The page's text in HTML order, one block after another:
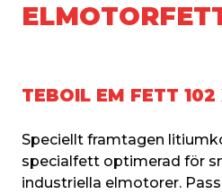
TEBOIL EM FETT 102
Speciellt framtagen
specialfett optimerad för
industriella elmotorer.